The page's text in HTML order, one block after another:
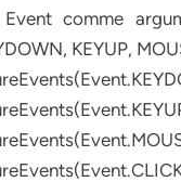
comme
KEYUP,